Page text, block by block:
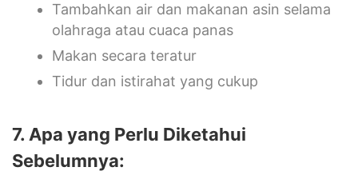
Tambahkan air dan makanan asin selama
olahraga atau cuaca panas
Makan secara teratur
Tidur dan istirahat yang cukup
7. Apa yang Perlu Diketahui
Sebelumnya: